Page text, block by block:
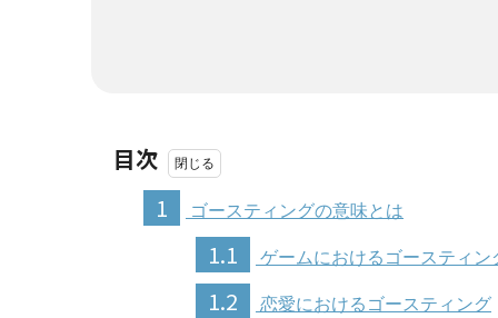
目次
1
ゴースティングの意味とは
1.1 ゲームにおけるゴースティン
1.2 恋愛におけるゴースティング